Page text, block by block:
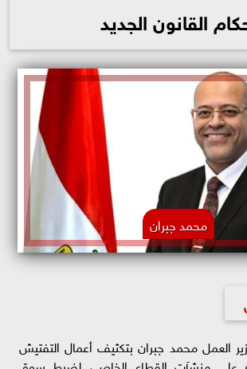
القانون الجديد
محمد جبران
العمل محمد جبران بتكثيف أعمال التفتيش